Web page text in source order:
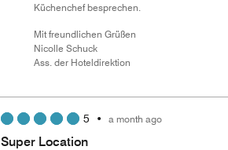
Küchenchef besprechen.
Mit freundlichen Grüßen
Nicolle Schuck
​​​​​​​Ass. der Hoteldirektion
5 • a month ago
Super Location